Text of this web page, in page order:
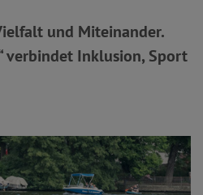
und Miteinander.
verbindet Inklusion, Sport